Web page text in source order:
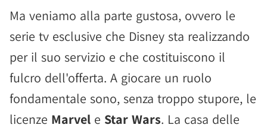
Ma veniamo alla parte gustosa, ovvero le
serie tv esclusive che Disney sta realizzando
per il suo servizio e che costituiscono il
fulcro dell'offerta. A giocare un ruolo
fondamentale sono, senza troppo stupore, le
licenze Marvel e Star Wars. La casa delle